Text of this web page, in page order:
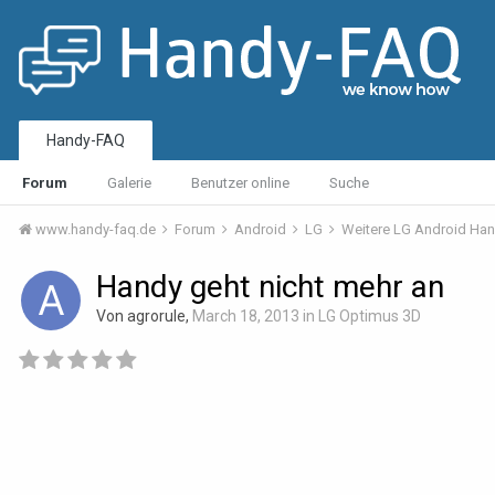
Handy-FAQ
Forum Galerie Benutzer online Suche
www.handy-faq.de Forum Android LG Weitere LG Android
Handy geht nicht mehr an
Von agrorule, March 18, 2013 in LG Optimus 3D